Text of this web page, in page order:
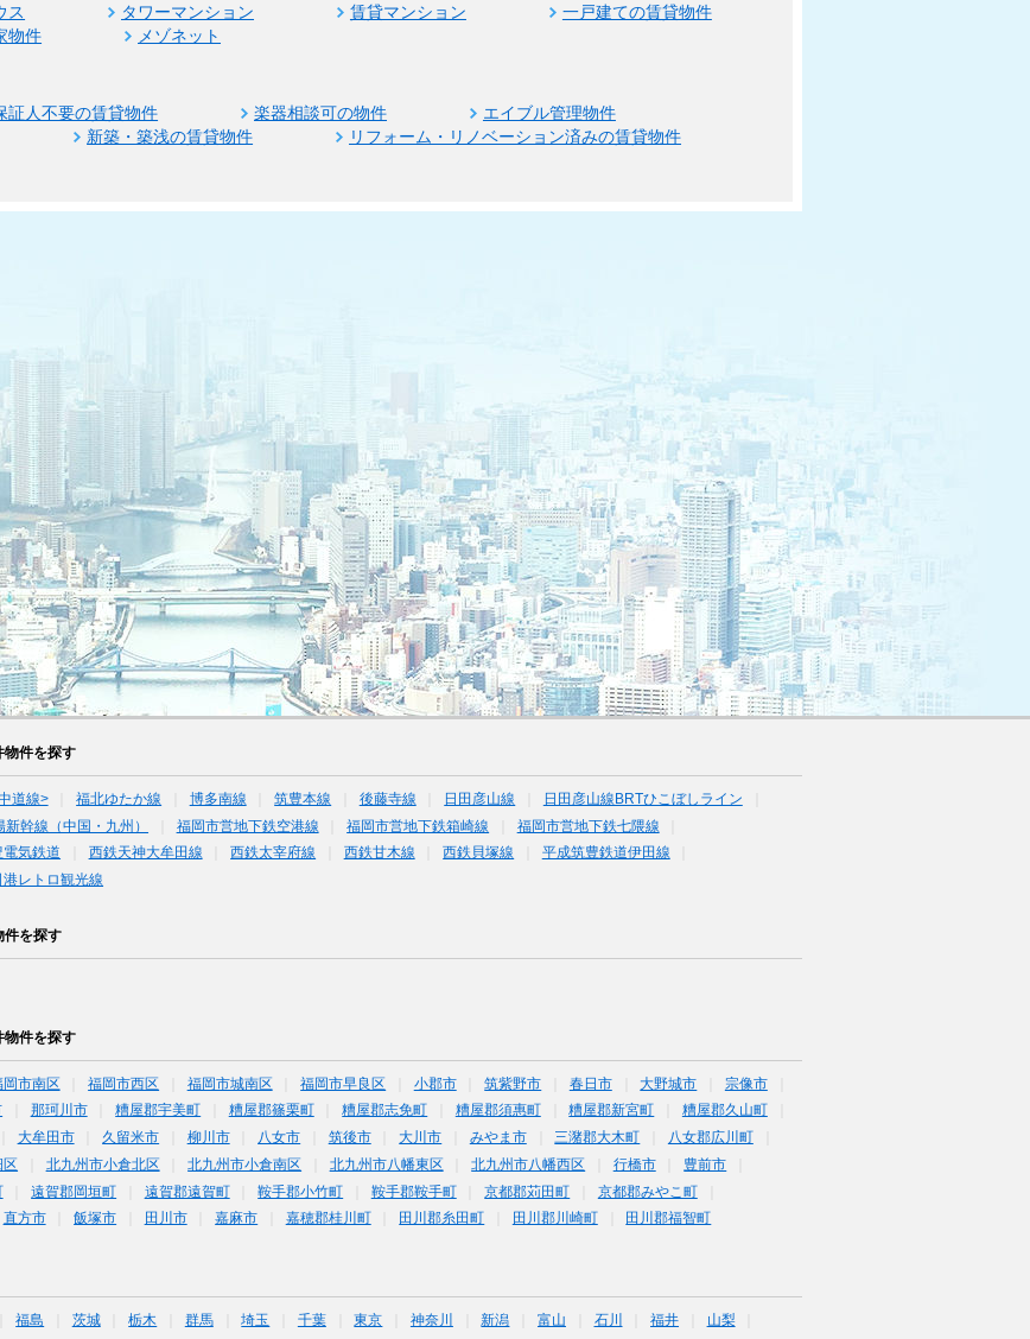
ス タワーマンション 賃貸マンション
一戸建ての賃貸物件
物件 メゾネット
証人不要の賃貸物件 楽器相談可の物件
エイブル管理物件
新築・築浅の賃貸物件 リフォーム・リノベーション済みの賃貸物件
物件を探す
道線> 福北ゆたか線 博多南線 筑豊本線 後藤寺線 日田彦山線
日田彦山線BRTひこぼしライン
新幹線（中国・九州） 福岡市営地下鉄空港線 福岡市営地下鉄箱崎線
福岡市営地下鉄七隈線
電気鉄道 西鉄天神大牟田線 西鉄太宰府線 西鉄甘木線 西鉄貝塚線
平成筑豊鉄道伊田線
港レトロ観光線
件を探す
物件を探す
岡市南区 福岡市西区 福岡市城南区 福岡市早良区 小郡市 筑紫野市 春日市 大野城市
宗像市
那珂川市 糟屋郡宇美町 糟屋郡篠栗町 糟屋郡志免町 糟屋郡須惠町 糟屋郡新宮町
糟屋郡久山町
大牟田市 久留米市 柳川市 八女市 筑後市 大川市 みやま市 三潴郡大木町
八女郡広川町
区 北九州市小倉北区 北九州市小倉南区 北九州市八幡東区 北九州市八幡西区 行橋市
豊前市
遠賀郡岡垣町 遠賀郡遠賀町 鞍手郡小竹町 鞍手郡鞍手町 京都郡苅田町
京都郡みやこ町
直方市 飯塚市 田川市 嘉麻市 嘉穂郡桂川町 田川郡糸田町 田川郡川崎町 田川郡福智町
福島 茨城 栃木 群馬 埼玉 千葉 東京 神奈川 新潟 富山 石川 福井 山梨